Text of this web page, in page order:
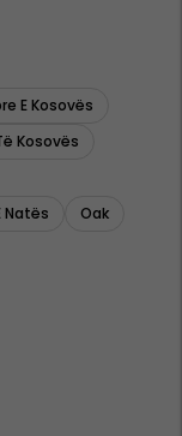
E Kosovës
Kosovës
Natës
Oak